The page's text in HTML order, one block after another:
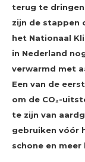
terug te dringen
zijn de stappen
het Nationaal
in Nederland
verwarmd met
Een van de
om de CO₂-
te zijn van
gebruiken vóór
schone en